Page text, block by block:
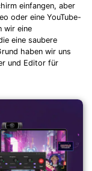
einfangen, aber
oder eine YouTube-
wir eine
eine saubere
haben wir uns
und Editor für